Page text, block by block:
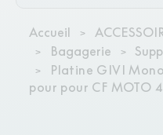
Accueil
Bagagerie
Platine GIVI
pour pour CF MOTO